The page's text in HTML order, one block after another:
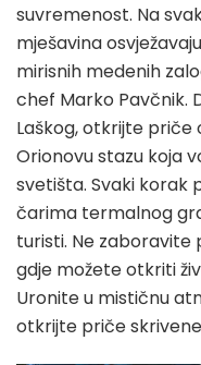
suvremenost. Na
mješavina
mirisnih medenih
chef Marko Pavčnik.
Laškog, otkrijte priče
Orionovu stazu koja
svetišta. Svaki korak
čarima termalnog
turisti. Ne zaboravite
gdje možete otkriti
Uronite u mističnu
otkrijte priče